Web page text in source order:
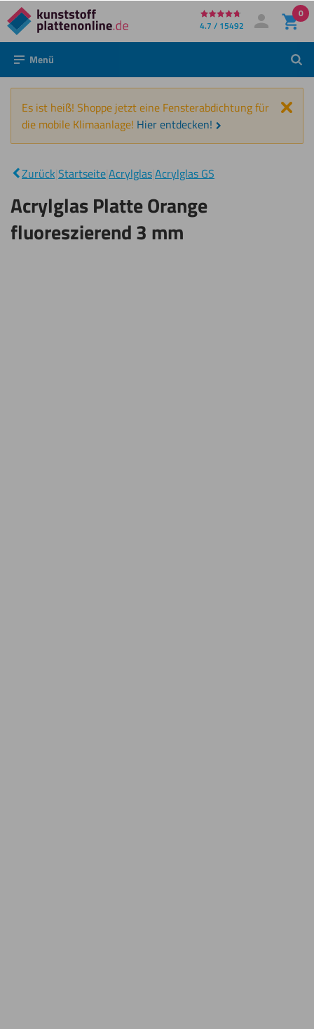
Direkt
zum
Inhalt
4.7 / 15492 Mein Konto
Anmelden
0
Menü
Es ist heiß! Shoppe jetzt eine Fensterabdichtung für
die mobile Klimaanlage! Hier entdecken!
Zurück StartseiteAcrylglasAcrylglas GS
Platte Orange
fluoreszierend
Acrylglas Platte Orange
fluoreszierend 3 mm